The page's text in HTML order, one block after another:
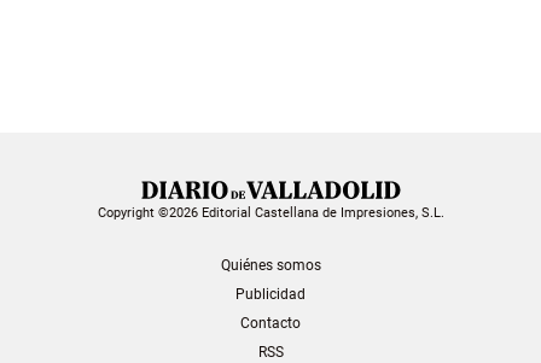
Copyright ©2026 Editorial Castellana de Impresiones, S.L.
Quiénes somos
Publicidad
Contacto
RSS